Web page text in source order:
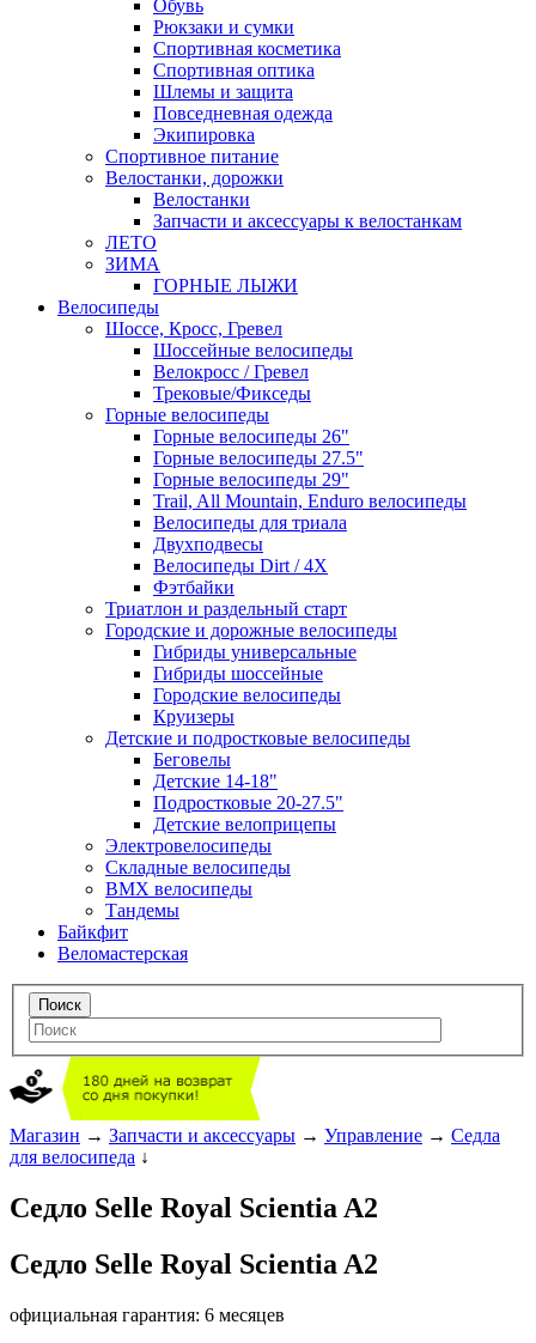
Обувь
Рюкзаки и сумки
Спортивная косметика
Спортивная оптика
Шлемы и защита
Повседневная одежда
Экипировка
Спортивное питание
Велостанки, дорожки
Велостанки
Запчасти и аксессуары к велостанкам
ЛЕТО
ЗИМА
ГОРНЫЕ ЛЫЖИ
Велосипеды
Шоссе, Кросс, Гревел
Шоссейные велосипеды
Велокросс / Гревел
Трековые/Фикседы
Горные велосипеды
Горные велосипеды 26"
Горные велосипеды 27.5"
Горные велосипеды 29"
Trail, All Mountain, Enduro велосипеды
Велосипеды для триала
Двухподвесы
Велосипеды Dirt / 4X
Фэтбайки
Триатлон и раздельный старт
Городские и дорожные велосипеды
Гибриды универсальные
Гибриды шоссейные
Городские велосипеды
Круизеры
Детские и подростковые велосипеды
Беговелы
Детские 14-18"
Подростковые 20-27.5"
Детские велоприцепы
Электровелосипеды
Складные велосипеды
BMX велосипеды
Тандемы
Байкфит
Веломастерская
Магазин → Запчасти и аксессуары → Управление → Седла
для велосипеда ↓
Седло Selle Royal Scientia A2
Седло Selle Royal Scientia A2
официальная гарантия: 6 месяцев